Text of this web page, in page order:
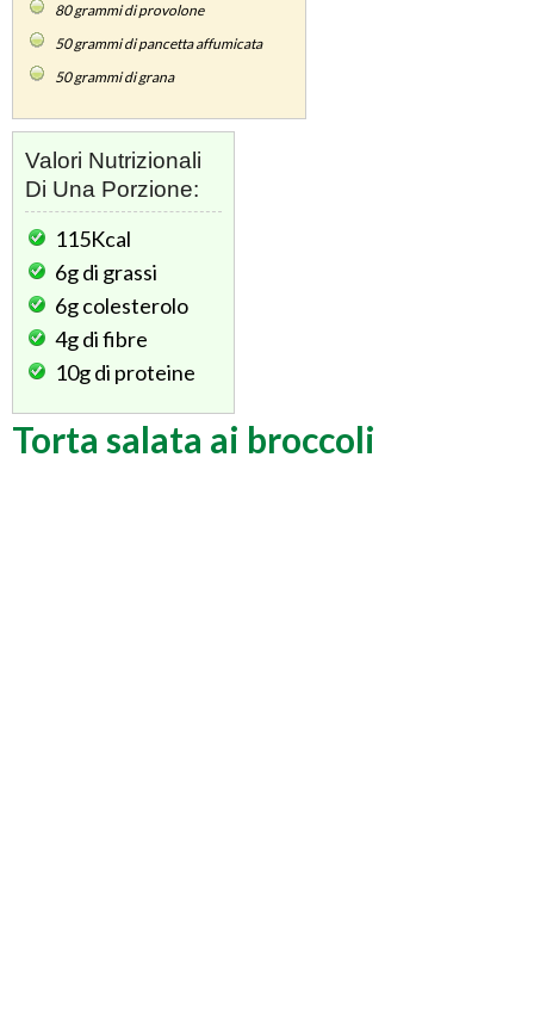
80grammi di provolone
50grammi di pancetta affumicata
50grammi di grana
Valori Nutrizionali
Di Una Porzione:
115Kcal
6gdi grassi
6gcolesterolo
4gdi fibre
10gdi proteine
Torta salata ai broccoli